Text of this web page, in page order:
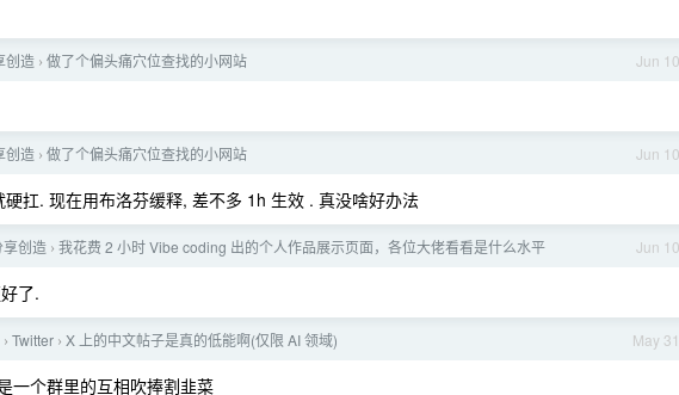
Jun 10
创造 › 做了个偏头痛穴位查找的小网站
Jun 10
创造 › 做了个偏头痛穴位查找的小网站
扛. 现在用布洛芬缓释, 差不多 1h 生效 . 真没啥好办法
Jun 10
享创造 › 我花费 2 小时 Vibe coding 出的个人作品展示页面，各位大佬看看是什么水平
了.
May 31
› Twitter › X 上的中文帖子是真的低能啊(仅限 AI 领域)
一个群里的互相吹捧割韭菜